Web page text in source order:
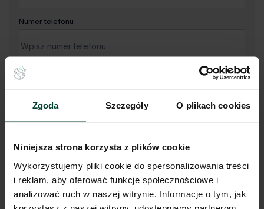
Zgoda Szczegóły O plikach cookies
Niniejsza strona korzysta z plików cookie
Wykorzystujemy pliki cookie do spersonalizowania treści
i reklam, aby oferować funkcje społecznościowe i
analizować ruch w naszej witrynie. Informacje o tym, jak
Numer telefonu
Twoja wiadomość
Administratorem Państwa danych osobowych jest CBRE sp. z o.
o. z siedzibą w Warszawie, Rondo Daszyńskiego 1, 00-843
Warszawa (dalej „Administrator”).